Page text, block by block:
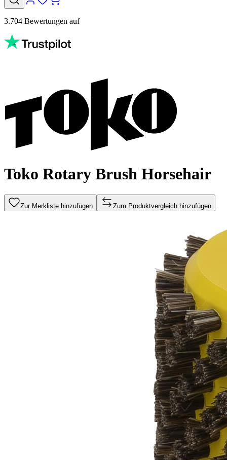
3.704 Bewertungen auf
Toko Rotary Brush Horsehair
Zur Merkliste hinzufügen Zum Produktvergleich hinzufügen